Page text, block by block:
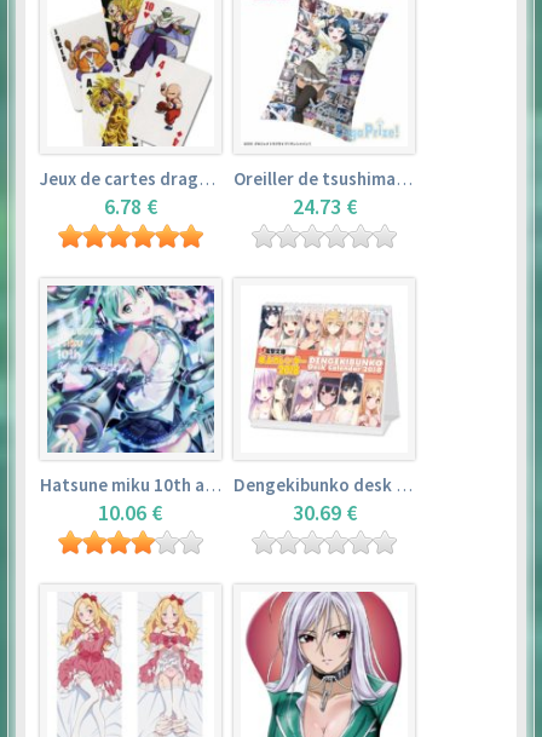
Jeux de cartes dragon ball
6.78 €
Oreiller de tsushima yoshiko (35cm×53cm) – love live! sunshine!!
24.73 €
Hatsune miku 10th anniversary book
10.06 €
Dengekibunko desk calendar 2018
30.69 €